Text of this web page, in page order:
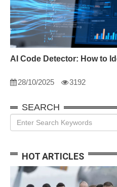
28/10/2025 3192
SEARCH
HOT ARTICLES